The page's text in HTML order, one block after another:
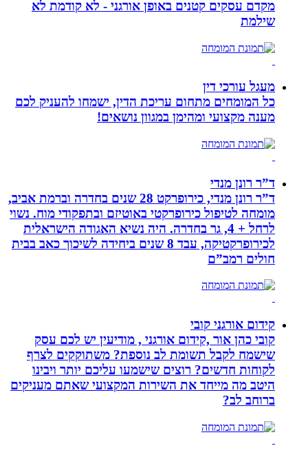
מקדם עסקים קטנים באופן אורגני - לא קודמת לא
שילמת
מעגל עורכי דין
כל המומחים מתחום עריכת הדין, ישמחו להעניק לכם
מענה מקצועי ומהימן במגוון נושאים!
ד”ר רונן מנדי
ד”ר רונן מנדי, כירופרקט 28 שנים בחדרה וברמת אביב,
מומחה לטיפול כירופרקטי באוטיזם ובתפקודי מוח. נשוי
לרחל + 4, גר בחדרה. היה נשיא האגודה הישראלית
לכירופרקטיקה, עבד 8 שנים ביחידה לשיכוך כאב בבית
חולים רמב”ם
קידום אורגני קובי
קובי כהן אור ,קידום אורגני , מודיעין יש לכם עסק
שישמח לקבל תשומת לב נוספת? משתוקקים לצרף
לקוחות חדשים? רוצים שישמעו עליכם יותר ויבינו
היטב מה מייחד את השירות המקצועי שאתם מעניקים
ברוחב לב?